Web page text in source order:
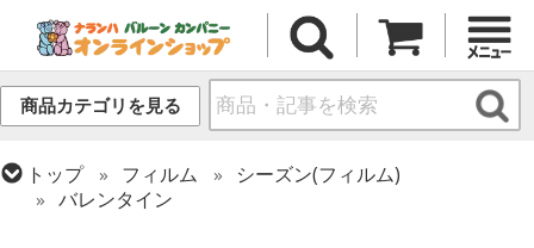
商品カテゴリを見る
トップ フィルム
シーズン(フィルム)
バレンタイン